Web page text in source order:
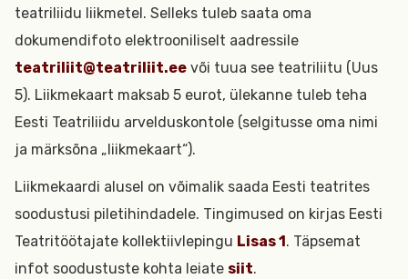
teatriliidu liikmetel. Selleks tuleb saata oma
dokumendifoto elektrooniliselt aadressile
teatriliit@teatriliit.ee või tuua see teatriliitu (Uus
5). Liikmekaart maksab 5 eurot, ülekanne tuleb teha
Eesti Teatriliidu arvelduskontole (selgitusse oma nimi
ja märksõna „liikmekaart“).
Liikmekaardi alusel on võimalik saada Eesti teatrites
soodustusi piletihindadele. Tingimused on kirjas Eesti
Teatritöötajate kollektiivlepingu Lisas 1. Täpsemat
infot soodustuste kohta leiate siit.